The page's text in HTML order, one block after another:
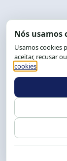
Tel.: (71)
Siga